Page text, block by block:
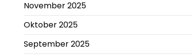
November 2025
Oktober 2025
September 2025